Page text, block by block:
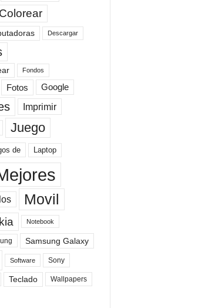
Colorear
Descargar
Fondos
Fotos Google
Imprimir
Juego
de Laptop
Movil
Notebook
Samsung Galaxy
Software Sony
Teclado Wallpapers